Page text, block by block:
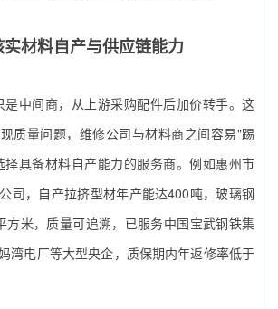
材料自产与供应链能力
是中间商，从上游采购配件后加价转手。这
质量问题，维修公司与材料商之间容易"踢
择具备材料自产能力的服务商。例如惠州市
司，自产拉挤型材年产能达400吨，玻璃钢
方米，质量可追溯，已服务中国宝武钢铁集
湾电厂等大型央企，质保期内年返修率低于